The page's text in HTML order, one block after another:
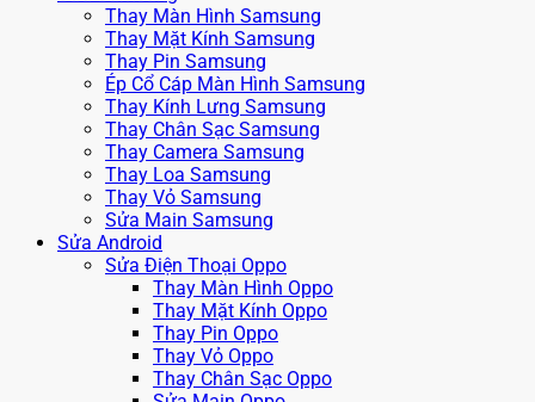
Thay Màn Hình Samsung
Thay Mặt Kính Samsung
Thay Pin Samsung
Ép Cổ Cáp Màn Hình Samsung
Thay Kính Lưng Samsung
Thay Chân Sạc Samsung
Thay Camera Samsung
Thay Loa Samsung
Thay Vỏ Samsung
Sửa Main Samsung
Sửa Android
Sửa Điện Thoại Oppo
Thay Màn Hình Oppo
Thay Mặt Kính Oppo
Thay Pin Oppo
Thay Vỏ Oppo
Thay Chân Sạc Oppo